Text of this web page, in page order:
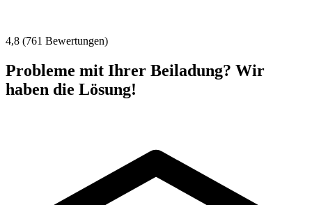
4,8 (761 Bewertungen)
Probleme mit Ihrer Beiladung? Wir
haben die Lösung!